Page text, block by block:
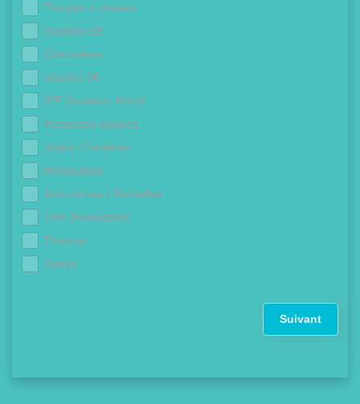
Pompes à chaleur
Isolation 1€
Chaudières
Douche 0€
ITE (Isolation Murs)
Panneaux solaires
Volets / Fenêtres
Rénovation
Assurances / Mutuelles
CPF (Formation)
Finance
Autres
Suivant